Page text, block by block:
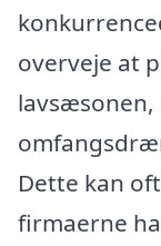
overveje at
Dette kan
firmaerne